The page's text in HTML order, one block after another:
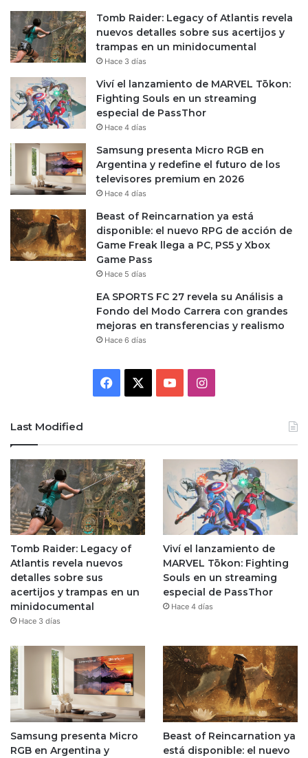
Tomb Raider: Legacy of Atlantis revela
nuevos detalles sobre sus acertijos y
trampas en un minidocumental
Hace 3 días
Viví el lanzamiento de MARVEL Tōkon:
Fighting Souls en un streaming
especial de PassThor
Hace 4 días
Samsung presenta Micro RGB en
Argentina y redefine el futuro de los
televisores premium en 2026
Hace 4 días
Beast of Reincarnation ya está
disponible: el nuevo RPG de acción de
Game Freak llega a PC, PS5 y Xbox
Game Pass
Hace 5 días
EA SPORTS FC 27 revela su Análisis a
Fondo del Modo Carrera con grandes
mejoras en transferencias y realismo
Hace 6 días
Facebook YouTubeInstagram
Last Modified
Tomb Raider: Legacy of
Atlantis revela nuevos
detalles sobre sus
acertijos y trampas en un
minidocumental
Hace 3 días
Viví el lanzamiento de
MARVEL Tōkon: Fighting
Souls en un streaming
especial de PassThor
Hace 4 días
Samsung presenta Micro
RGB en Argentina y
Beast of Reincarnation ya
está disponible: el nuevo